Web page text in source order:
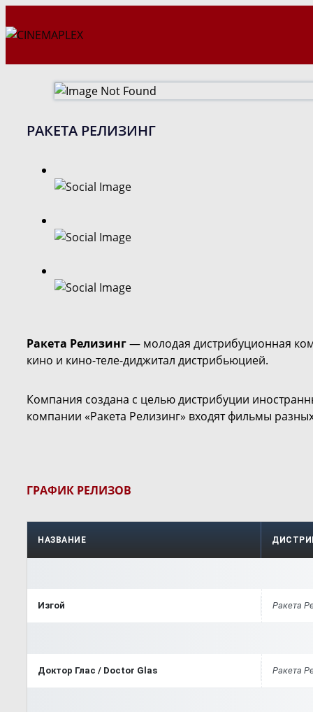
к
РАКЕТА РЕЛИЗИНГ
Ракета Релизинг— молодая дистрибуционная
кино и кино-теле-диджитал дистрибьюцией.
Компания создана с целью дистрибуции
компании «Ракета Релизинг» входят фильмы
ГРАФИК РЕЛИЗОВ
НАЗВАНИЕ
Изгой Ракета
Доктор Глас / Doctor Glas Ракета